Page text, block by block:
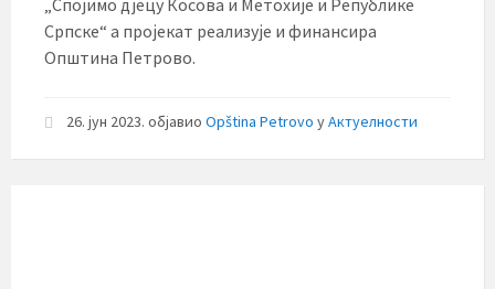
„Спојимо дјецу Косова и Метохије и Републике
Српске“ а пројекат реализује и финансира
Општина Петрово.
26. јун 2023. објавио Opština Petrovo уАктуелности